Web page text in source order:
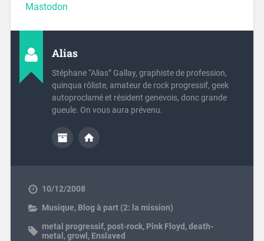
Mastodon
Alias
Stéphane “Alias” Gallay, graphiste de profession,
quinqua rôliste, amateur de rock progressif, geek
autoproclamé et résident genevois, donc grande
gueule. On vous aura prévenu.
10/12/2008
Musique, Blog à part (2: la mission)
metal progressif, post-rock, Pink Floyd ,death-
metal ,growl , Enslaved